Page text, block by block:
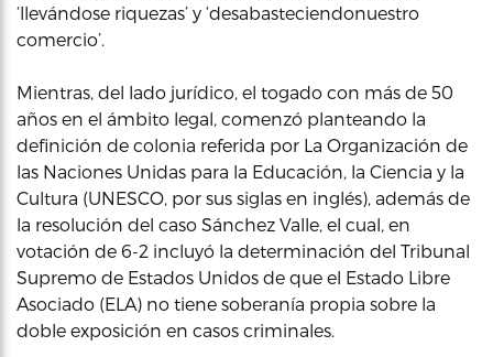
‘llevándose riquezas’ y ‘desabasteciendonuestro
comercio’.
Mientras, del lado jurídico, el togado con más de 50
años en el ámbito legal, comenzó planteando la
definición de colonia referida por La Organización de
las Naciones Unidas para la Educación, la Ciencia y la
Cultura (UNESCO, por sus siglas en inglés), además de
la resolución del caso Sánchez Valle, el cual, en
votación de 6-2 incluyó la determinación del Tribunal
Supremo de Estados Unidos de que el Estado Libre
Asociado (ELA) no tiene soberanía propia sobre la
doble exposición en casos criminales.